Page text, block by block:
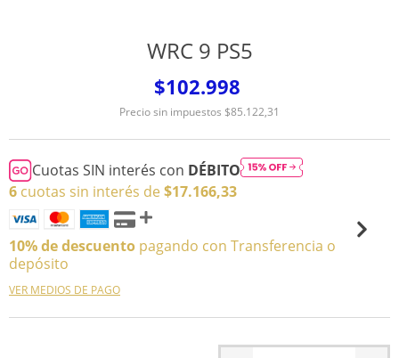
WRC 9 PS5
$102.998
Precio sin impuestos $85.122,31
Cuotas SIN interés con DÉBITO
6 cuotas sin interés de $17.166,33
10% de descuento pagando con Transferencia o
depósito
VER MEDIOS DE PAGO